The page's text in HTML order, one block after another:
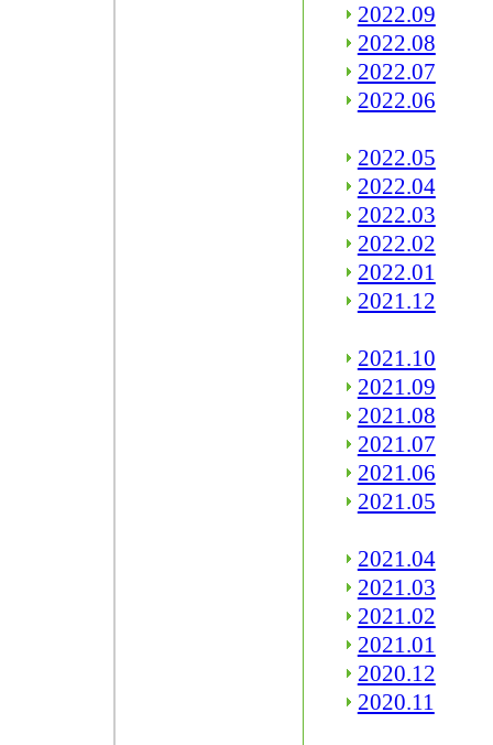
2022.09
2022.08
2022.07
2022.06
2022.05
2022.04
2022.03
2022.02
2022.01
2021.12
2021.10
2021.09
2021.08
2021.07
2021.06
2021.05
2021.04
2021.03
2021.02
2021.01
2020.12
2020.11